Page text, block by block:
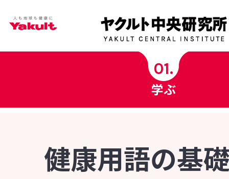
01.
学ぶ
学ぶ
ヤクルト中央研究所科学チャンネル
健康用語の基礎知識
健康用語の基